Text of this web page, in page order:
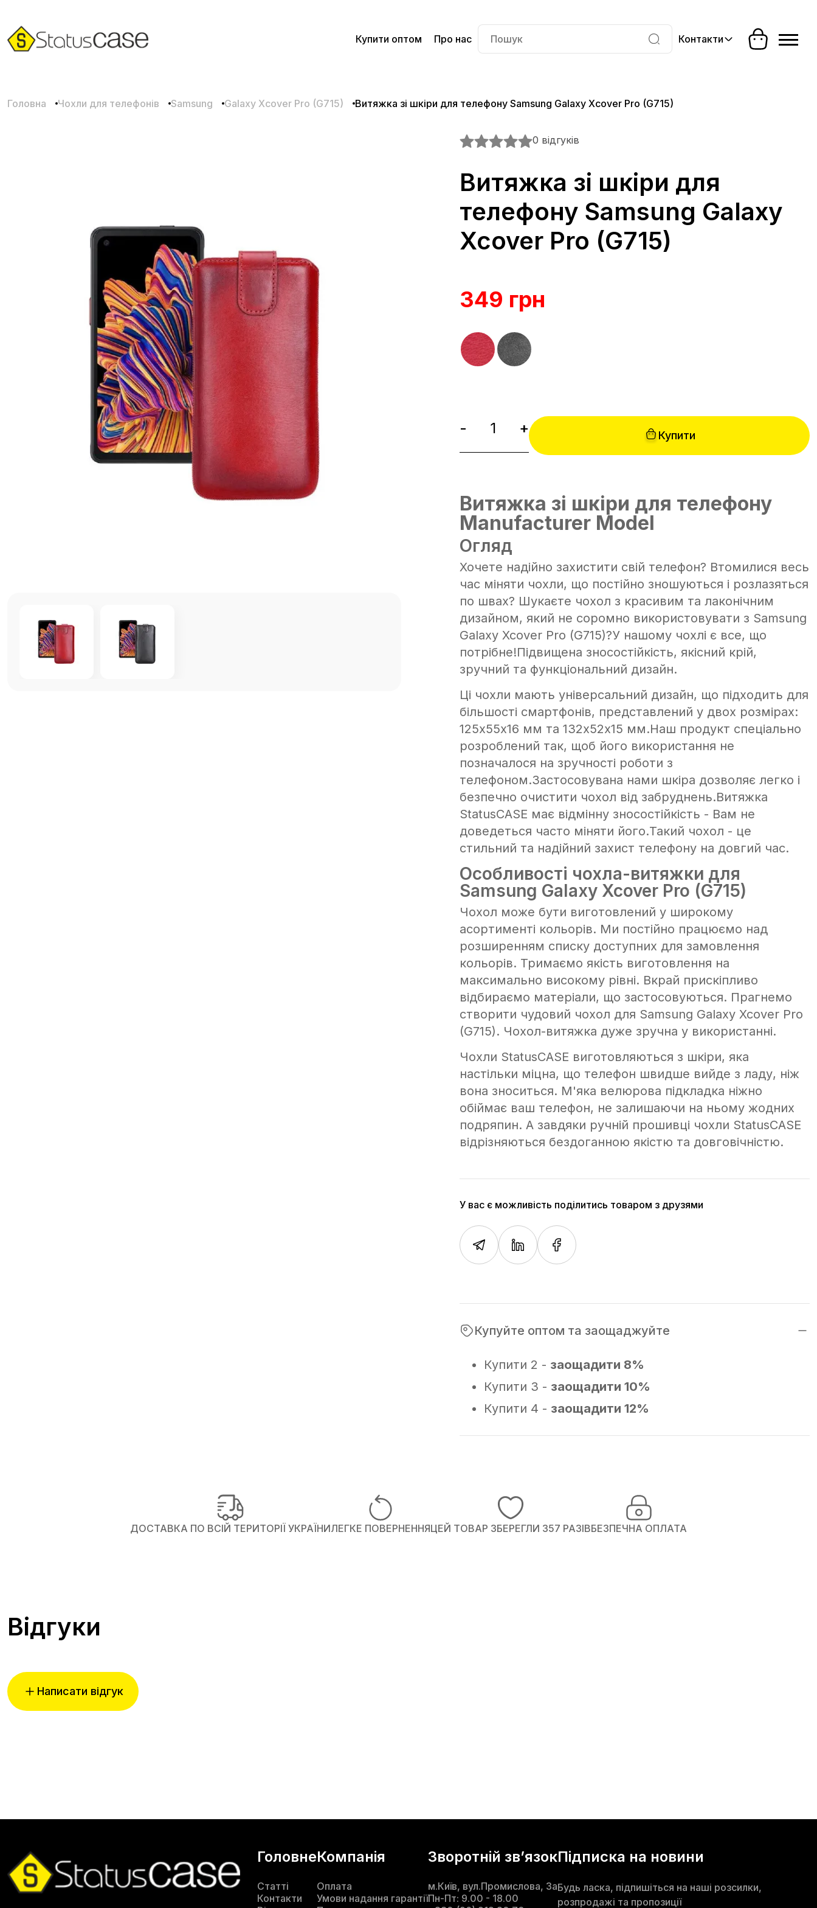
Купити оптом Про нас Контакти
Головна Чохли для телефонів Samsung Galaxy Xcover Pro (G715) Витяжка зі шкіри для телефону Samsung Galaxy Xcover Pro (G715)
0 відгуків
Витяжка зі шкіри для
телефону Samsung Galaxy
Xcover Pro (G715)
349 грн
- + Купити
Витяжка зі шкіри для телефону
Manufacturer Model
Огляд
Хочете надійно захистити свій телефон? Втомилися весь
час міняти чохли, що постійно зношуються і розлазяться
по швах? Шукаєте чохол з красивим та лаконічним
дизайном, який не соромно використовувати з Samsung
Galaxy Xcover Pro (G715)?У нашому чохлі є все, що
потрібне!Підвищена зносостійкість, якісний крій,
зручний та функціональний дизайн.
Ці чохли мають універсальний дизайн, що підходить для
більшості смартфонів, представлений у двох розмірах:
125х55х16 мм та 132х52х15 мм.Наш продукт спеціально
розроблений так, щоб його використання не
позначалося на зручності роботи з
телефоном.Застосовувана нами шкіра дозволяє легко і
безпечно очистити чохол від забруднень.Витяжка
StatusCASE має відмінну зносостійкість - Вам не
доведеться часто міняти його.Такий чохол - це
стильний та надійний захист телефону на довгий час.
Особливості чохла-витяжки для
Samsung Galaxy Xcover Pro (G715)
Чохол може бути виготовлений у широкому
асортименті кольорів. Ми постійно працюємо над
розширенням списку доступних для замовлення
кольорів. Тримаємо якість виготовлення на
максимально високому рівні. Вкрай прискіпливо
відбираємо матеріали, що застосовуються. Прагнемо
створити чудовий чохол для Samsung Galaxy Xcover Pro
(G715). Чохол-витяжка дуже зручна у використанні.
Чохли StatusCASE виготовляються з шкіри, яка
настільки міцна, що телефон швидше вийде з ладу, ніж
вона зноситься. М'яка велюрова підкладка ніжно
обіймає ваш телефон, не залишаючи на ньому жодних
подряпин. А завдяки ручній прошивці чохли StatusCASE
відрізняються бездоганною якістю та довговічністю.
У вас є можливість поділитись товаром з друзями
Купуйте оптом та заощаджуйте
Купити 2 - заощадити 8%
Купити 3 - заощадити 10%
Купити 4 - заощадити 12%
ДОСТАВКА ПО ВСІЙ ТЕРИТОРІЇ УКРАЇНИЛЕГКЕ ПОВЕРНЕННЯЦЕЙ ТОВАР ЗБЕРЕГЛИ 357 РАЗІВБЕЗПЕЧНА ОПЛАТА
Відгуки
Написати відгук
Головне
Статті
Контакти
Компанія
Оплата
Умови надання гарантії
Зворотній звʼязок
м.Київ, вул.Промислова, 3а
Пн-Пт: 9.00 - 18.00
Підписка на новини
Будь ласка, підпишіться на наші розсилки,
розпродажі та пропозиції